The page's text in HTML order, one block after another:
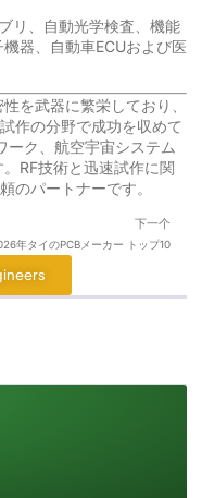
リ、自動光学検査、機能
器、自動車ECUおよび医
を武器に繁栄しており、
作の分野で成功を収めて
ーク、航空宇宙システム
RF技術と迅速試作に関
のパートナーです。
下一个
年タイのPCBメーカー トップ10